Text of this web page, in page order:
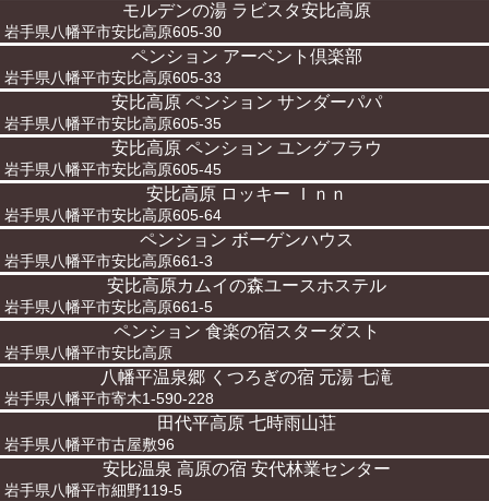
モルデンの湯 ラビスタ安比高原
岩手県八幡平市安比高原605-30
ペンション アーベント倶楽部
岩手県八幡平市安比高原605-33
安比高原 ペンション サンダーパパ
岩手県八幡平市安比高原605-35
安比高原 ペンション ユングフラウ
岩手県八幡平市安比高原605-45
安比高原 ロッキー Ｉｎｎ
岩手県八幡平市安比高原605-64
ペンション ボーゲンハウス
岩手県八幡平市安比高原661-3
安比高原カムイの森ユースホステル
岩手県八幡平市安比高原661-5
ペンション 食楽の宿スターダスト
岩手県八幡平市安比高原
八幡平温泉郷 くつろぎの宿 元湯 七滝
岩手県八幡平市寄木1-590-228
田代平高原 七時雨山荘
岩手県八幡平市古屋敷96
安比温泉 高原の宿 安代林業センター
岩手県八幡平市細野119-5